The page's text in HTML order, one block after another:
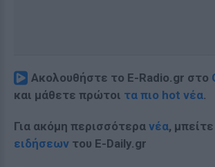
Ακολουθήστε το E-Radio.gr στο
και μάθετε πρώτοι τα πιο hot νέα.
Για ακόμη περισσότερα νέα,
ειδήσεων του E-Daily.gr